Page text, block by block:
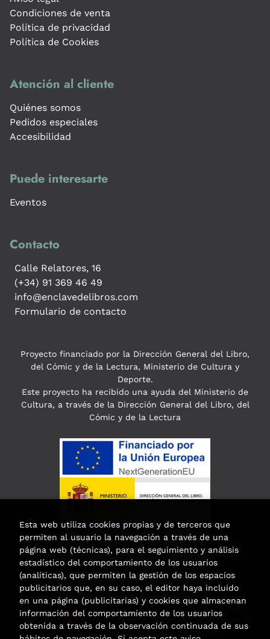
Condiciones de venta
Política de privacidad
Política de Cookies
Atención al cliente
Quiénes somos
Pedidos especiales
Accesibilidad
Puede interesarte
Eventos
Contacto
Calle Relatores, 16
(+34) 91 369 46 49
info@enclavedelibros.com
Formulario de contacto
Proyecto financiado por la Dirección General del Libro,
del Cómic y de la Lectura, Ministerio de Cultura y
Deporte.
Este proyecto ha recibido una ayuda del Ministerio de
Cultura, a través de la Dirección General del Libro, del
Cómic y de la Lectura
Esta actividad ha recibido una ayuda
para la modernización de las librerías de
la Comunidad de Madrid
Esta web utiliza cookies propias y de terceros que
permiten al usuario la navegación a través de una
página web (técnicas), para el seguimiento y análisis
estadístico del comportamiento de los usuarios
(analíticas), que permiten la gestión de los espacios
publicitarios que, en su caso, el editor haya incluido
en una página (publicitarias) y cookies que almacenan
información del comportamiento de los usuarios
obtenida a través de la observación continuada de sus